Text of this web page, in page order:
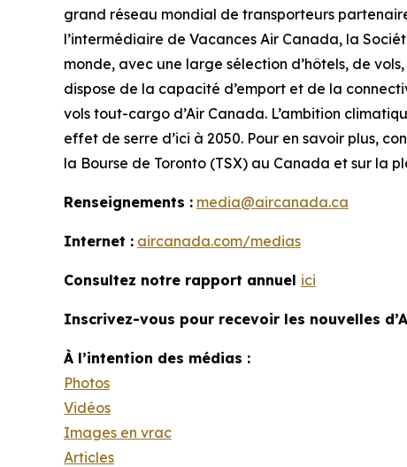
grand réseau mondial de transporteurs
l’intermédiaire de Vacances Air Canada, la
monde, avec une large sélection d’hôtels, de
dispose de la capacité d’emport et de la
vols tout-cargo d’Air Canada. L’ambition
effet de serre d’ici à 2050. Pour en savoir plus,
la Bourse de Toronto (TSX) au Canada et sur la
Renseignements : media@aircanada.ca
Internet : aircanada.com/medias
Consultez notre rapport annuel ici
Inscrivez-vous pour recevoir les nouvelles
À l’intention des médias :
Photos
Vidéos
Images en vrac
Articles